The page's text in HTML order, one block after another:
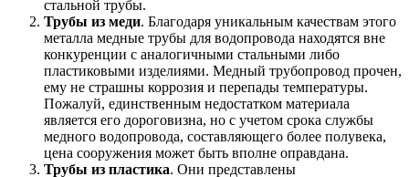
стальной трубы.
Трубы из меди. Благодаря уникальным качествам этого
металла медные трубы для водопровода находятся вне
конкуренции с аналогичными стальными либо
пластиковыми изделиями. Медный трубопровод прочен,
ему не страшны коррозия и перепады температуры.
Пожалуй, единственным недостатком материала
является его дороговизна, но с учетом срока службы
медного водопровода, составляющего более полувека,
цена сооружения может быть вполне оправдана.
Трубы из пластика. Они представлены